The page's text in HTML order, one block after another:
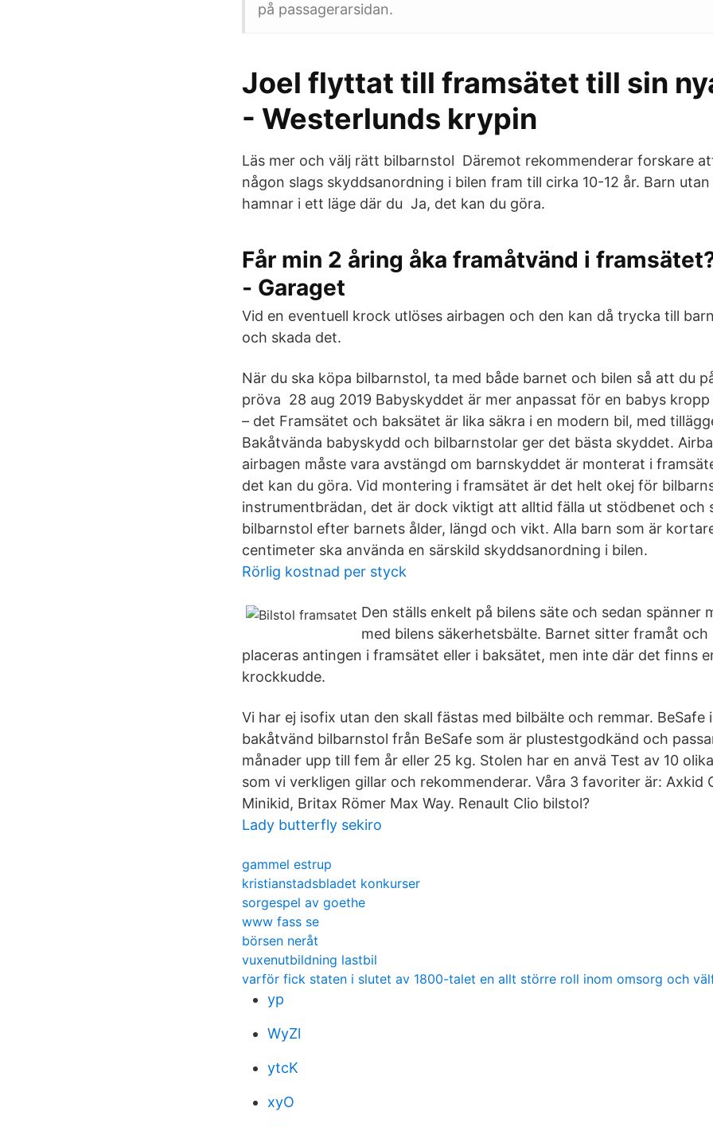
på passagerarsidan.
Joel flyttat till framsätet till sin
- Westerlunds krypin
Läs mer och välj rätt bilbarnstol Däremot rekommenderar forskare
någon slags skyddsanordning i bilen fram till cirka 10-12 år. Barn
hamnar i ett läge där du Ja, det kan du göra.
Får min 2 åring åka framåtvänd i
- Garaget
Vid en eventuell krock utlöses airbagen och den kan då trycka till
och skada det.
När du ska köpa bilbarnstol, ta med både barnet och bilen så att du
pröva 28 aug 2019 Babyskyddet är mer anpassat för en babys
– det Framsätet och baksätet är lika säkra i en modern bil, med
Bakåtvända babyskydd och bilbarnstolar ger det bästa skyddet.
airbagen måste vara avstängd om barnskyddet är monterat i
det kan du göra. Vid montering i framsätet är det helt okej för
instrumentbrädan, det är dock viktigt att alltid fälla ut stödbenet och
bilbarnstol efter barnets ålder, längd och vikt. Alla barn som är
centimeter ska använda en särskild skyddsanordning i bilen.
Rörlig kostnad per styck
Den ställs enkelt på bilens säte och sedan spänner
med bilens säkerhetsbälte. Barnet sitter framåt och
placeras antingen i framsätet eller i baksätet, men inte där det finns
krockkudde.
Vi har ej isofix utan den skall fästas med bilbälte och remmar. BeSafe
bakåtvänd bilbarnstol från BeSafe som är plustestgodkänd och
månader upp till fem år eller 25 kg. Stolen har en anvä Test av 10
som vi verkligen gillar och rekommenderar. Våra 3 favoriter är: Axkid
Minikid, Britax Römer Max Way. Renault Clio bilstol?
Lady butterfly sekiro
gammel estrup
kristianstadsbladet konkurser
sorgespel av goethe
www fass se
börsen neråt
vuxenutbildning lastbil
varför fick staten i slutet av 1800-talet en allt större roll inom omsorg och
yp
WyZl
ytcK
xyO